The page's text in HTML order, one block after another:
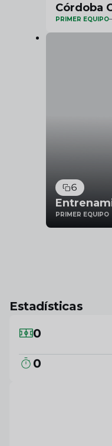
Córdoba
PRIMER EQUIPO
6
PRIMER EQUIPO
Estadísticas
0
0